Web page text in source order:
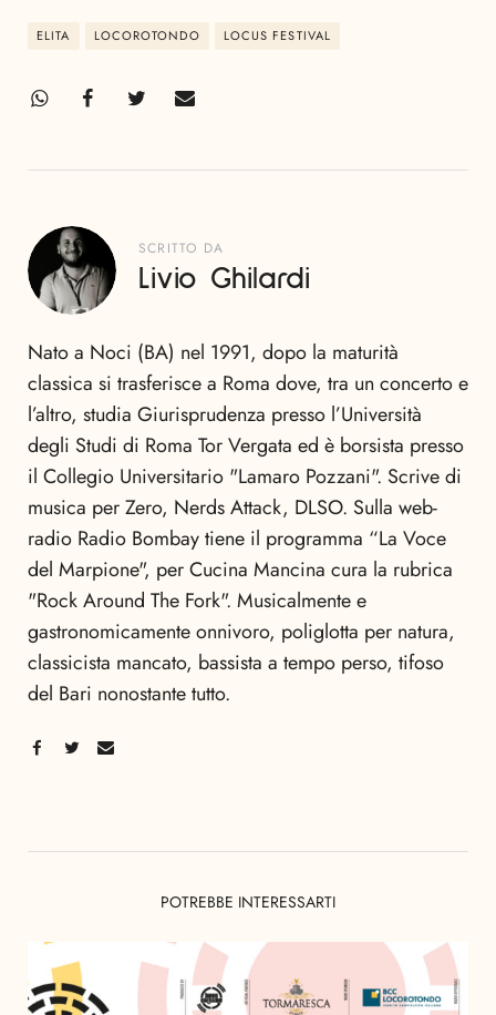
ELITA LOCOROTONDO LOCUS FESTIVAL
SCRITTO DA
Livio Ghilardi
Nato a Noci (BA) nel 1991, dopo la maturità
classica si trasferisce a Roma dove, tra un concerto e
l’altro, studia Giurisprudenza presso l’Università
degli Studi di Roma Tor Vergata ed è borsista presso
il Collegio Universitario "Lamaro Pozzani". Scrive di
musica per Zero, Nerds Attack, DLSO. Sulla web-
radio Radio Bombay tiene il programma “La Voce
del Marpione", per Cucina Mancina cura la rubrica
"Rock Around The Fork". Musicalmente e
gastronomicamente onnivoro, poliglotta per natura,
classicista mancato, bassista a tempo perso, tifoso
del Bari nonostante tutto.
POTREBBE INTERESSARTI